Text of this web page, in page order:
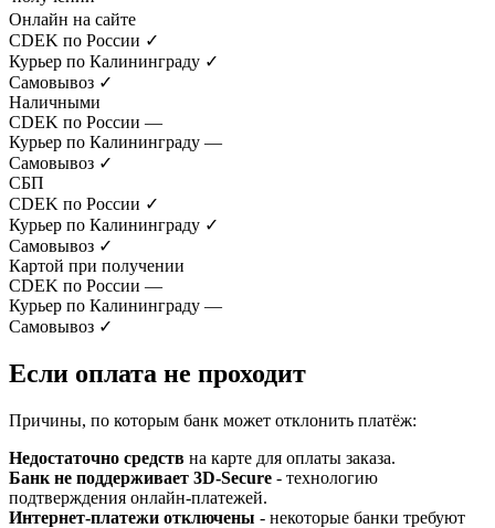
Онлайн на сайте
CDEK по России ✓
Курьер по Калининграду ✓
Самовывоз ✓
Наличными
CDEK по России —
Курьер по Калининграду —
Самовывоз ✓
СБП
CDEK по России ✓
Курьер по Калининграду ✓
Самовывоз ✓
Картой при получении
CDEK по России —
Курьер по Калининграду —
Самовывоз ✓
Если оплата не проходит
Причины, по которым банк может отклонить платёж:
Недостаточно средств на карте для оплаты заказа.
Банк не поддерживает 3D-Secure - технологию
подтверждения онлайн-платежей.
Интернет-платежи отключены - некоторые банки требуют